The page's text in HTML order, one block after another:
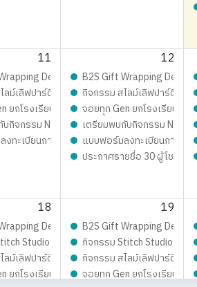
าคม 2569
11 12
ามสนุก จอยทุกเจน กับ เก่ง-น้ำปิง
LIVE Playful: ส่งมอบความสุข สนุกจอยทุกเจน
Design contest 2026 LIVE Playful:
B2S Gift Wrapping
นุกจอยทุกเจน
SLIME LOVE PARTY By Elmer’s
ลม์เลิฟปาร์ตี้ ปั้นสนุกสุดมุ้งมิ้ง - Magical SLIME
กิจกรรม สไลม์เลิฟปาร์ตี้ ปั้น
สิงหาคม 2569 แฟชั่นไอส์แลนด์
ยกโรงเรียน จอยทุก Gen ยกโรงเรียน
On Tour !!
กิจกรรม New Trainer Journey On Tour !!
เตรียมพบกับกิจกรรม New
Elmer’s
Games Cafe ประจำเดือน สิงหาคม 2569
ทะเบียนการแข่งขัน Siam Board Games Cafe
แบบฟอร์มลงทะเบียนการแข่
ประกาศรายชื่อ 30 ผู้โชคดี
าคม 2569
18 19
นุกจอยทุกเจน
LIVE Playful: ส่งมอบความสุข สนุกจอยทุกเจน
Design contest 2026 LIVE Playful:
B2S Gift Wrapping
งหาคม 2569 เซ็นทรัลพระราม3
ด้วยจักรเย็บผ้าคู่ใจ
Studio - เสกสรรผ้าผืนงาม ด้วยจักรเย็บผ้า
กิจกรรม Stitch Studio - เส
SLIME LOVE PARTY By Elmer’s
ลม์เลิฟปาร์ตี้ ปั้นสนุกสุดมุ้งมิ้ง - Magical SLIME
กิจกรรม สไลม์เลิฟปาร์ตี้ ปั้น
Elmer’s
ยกโรงเรียน จอยทุก Gen ยกโรงเรียน